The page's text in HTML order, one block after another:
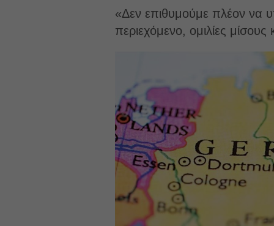
«Δεν επιθυμούμε πλέον να
περιεχόμενο, ομιλίες